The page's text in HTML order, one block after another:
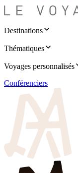
Destinations
Thématiques
Voyages personnalisés
Conférenciers